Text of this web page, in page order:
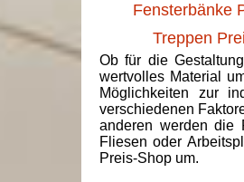
Fensterbänke
Treppen
Ob für die
wertvolles Material
Möglichkeiten zur
verschiedenen
anderen werden die
Fliesen oder
Preis-Shop um.